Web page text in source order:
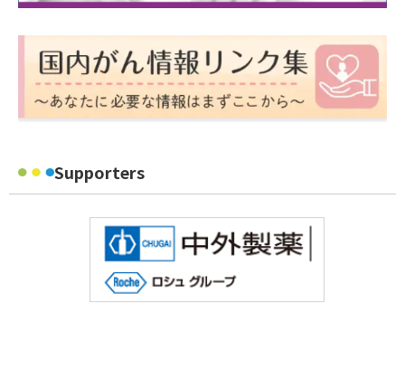
Supporters